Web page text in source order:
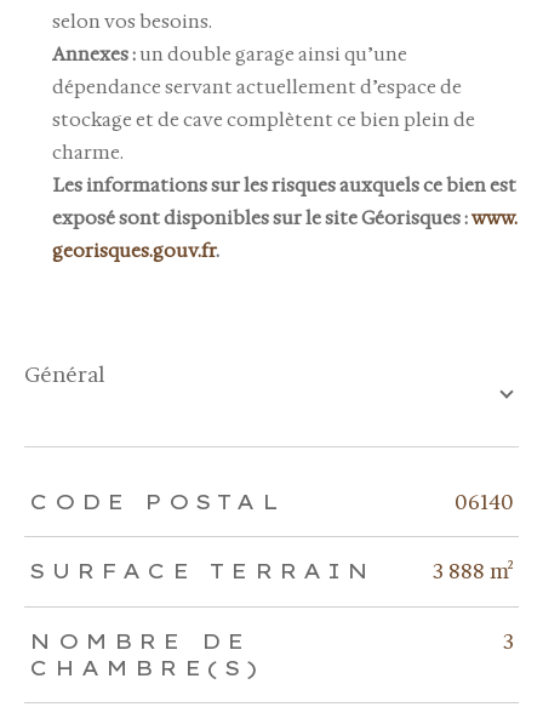
selon vos besoins.
Annexes :un double garage ainsi qu’une
dépendance servant actuellement d’espace de
stockage et de cave complètent ce bien plein de
charme.
Les informations sur les risques auxquels ce bien est
exposé sont disponibles sur le site Géorisques :www.
georisques.gouv.fr.
général
TRAD_ZEPHYR_Caracteristique TRAD_ZEPHYR_Valeurs
CODE POSTAL 06140
SURFACE TERRAIN 3 888 m²
NOMBRE DE
CHAMBRE(S)
3